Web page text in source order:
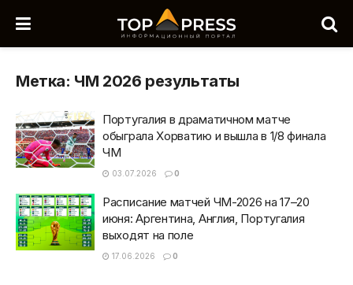
Метка: ЧМ 2026 результаты
Португалия в драматичном матче
обыграла Хорватию и вышла в 1/8 финала
ЧМ
03.07.2026 0
Расписание матчей ЧМ-2026 на 17–20
июня: Аргентина, Англия, Португалия
выходят на поле
17.06.2026 0